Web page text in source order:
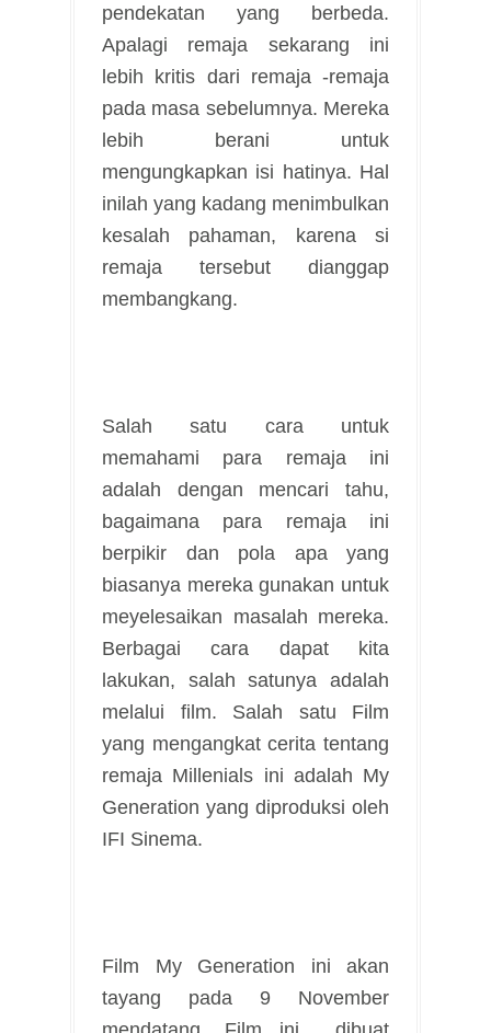
pendekatan yang berbeda.
Apalagi remaja sekarang ini
lebih kritis dari remaja -remaja
pada masa sebelumnya. Mereka
lebih berani untuk
mengungkapkan isi hatinya. Hal
inilah yang kadang menimbulkan
kesalah pahaman, karena si
remaja tersebut dianggap
membangkang.
Salah satu cara untuk
memahami para remaja ini
adalah dengan mencari tahu,
bagaimana para remaja ini
berpikir dan pola apa yang
biasanya mereka gunakan untuk
meyelesaikan masalah mereka.
Berbagai cara dapat kita
lakukan, salah satunya adalah
melalui film. Salah satu Film
yang mengangkat cerita tentang
remaja Millenials ini adalah My
Generation yang diproduksi oleh
IFI Sinema.
Film My Generation ini akan
tayang pada 9 November